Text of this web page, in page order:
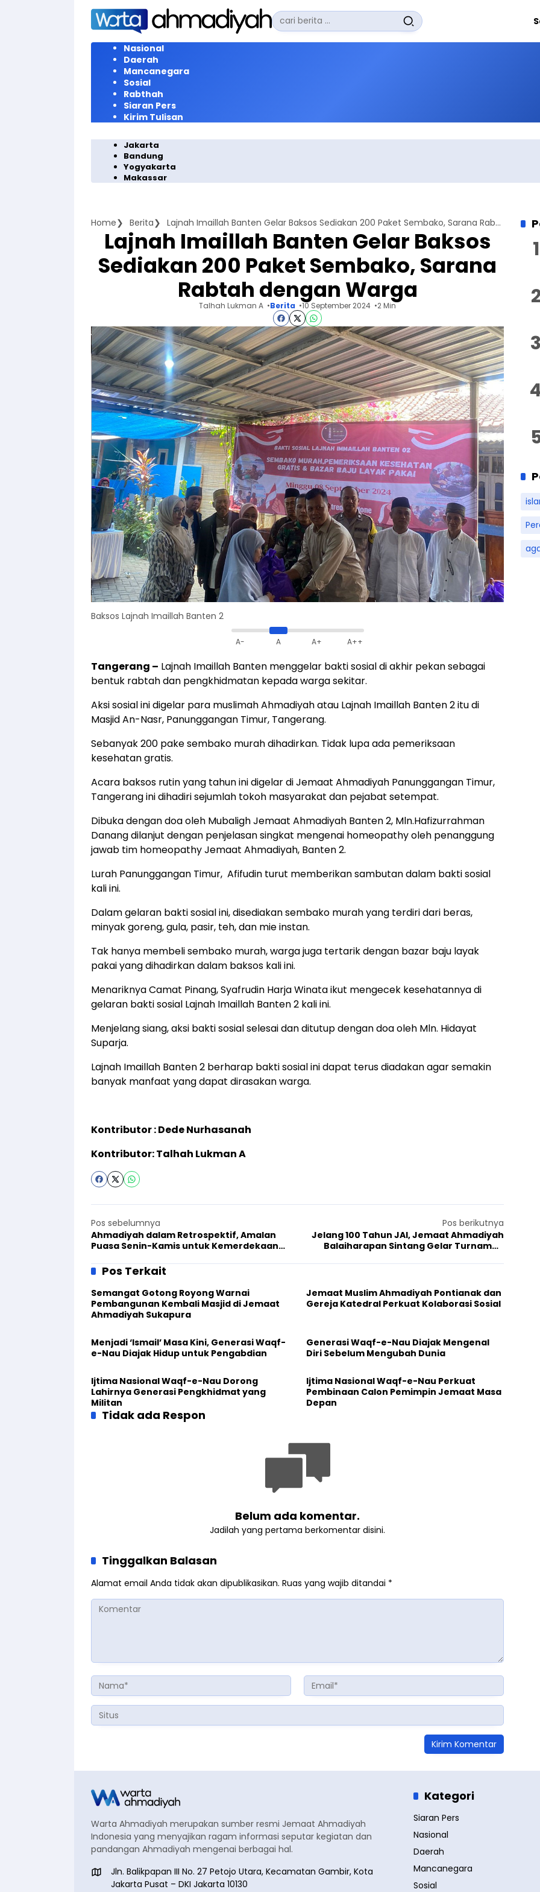
Langsung
konten
Pencarian
untuk:
Nasional
Daerah
Mancanegara
Sosial
Rabthah
Siaran Pers
Kirim Tulisan
Jakarta
Bandung
Yogyakarta
Makassar
Home Berita Lajnah Imaillah Banten Gelar Baksos Sediakan 200 Paket Sembako, Sarana Rabtah dengan Warga
Lajnah Imaillah Banten Gelar Baksos
Sediakan 200 Paket Sembako, Sarana
Rabtah dengan Warga
Talhah Lukman A Berita 10 September 2024 2 Min
Baksos Lajnah Imaillah Banten 2
A- A A+ A++
Tangerang – Lajnah Imaillah Banten menggelar bakti sosial di akhir pekan sebagai
bentuk rabtah dan pengkhidmatan kepada warga sekitar.
Aksi sosial ini digelar para muslimah Ahmadiyah atau Lajnah Imaillah Banten 2 itu di
Masjid An-Nasr, Panunggangan Timur, Tangerang.
Sebanyak 200 pake sembako murah dihadirkan. Tidak lupa ada pemeriksaan
kesehatan gratis.
Acara baksos rutin yang tahun ini digelar di Jemaat Ahmadiyah Panunggangan Timur,
Tangerang ini dihadiri sejumlah tokoh masyarakat dan pejabat setempat.
Dibuka dengan doa oleh Mubaligh Jemaat Ahmadiyah Banten 2, Mln.Hafizurrahman
Danang dilanjut dengan penjelasan singkat mengenai homeopathy oleh penanggung
jawab tim homeopathy Jemaat Ahmadiyah, Banten 2.
Lurah Panunggangan Timur, Afifudin turut memberikan sambutan dalam bakti sosial
kali ini.
Dalam gelaran bakti sosial ini, disediakan sembako murah yang terdiri dari beras,
minyak goreng, gula, pasir, teh, dan mie instan.
Tak hanya membeli sembako murah, warga juga tertarik dengan bazar baju layak
pakai yang dihadirkan dalam baksos kali ini.
Menariknya Camat Pinang, Syafrudin Harja Winata ikut mengecek kesehatannya di
gelaran bakti sosial Lajnah Imaillah Banten 2 kali ini.
Menjelang siang, aksi bakti sosial selesai dan ditutup dengan doa oleh Mln. Hidayat
Suparja.
Lajnah Imaillah Banten 2 berharap bakti sosial ini dapat terus diadakan agar semakin
banyak manfaat yang dapat dirasakan warga.
Kontributor : Dede Nurhasanah
Kontributor: Talhah Lukman A
Pos sebelumnya
Ahmadiyah dalam Retrospektif, Amalan
Puasa Senin-Kamis untuk Kemerdekaan
Pos berikutnya
Jelang 100 Tahun JAI, Jemaat Ahmadiyah
Balaiharapan Sintang Gelar Turnamen
Pos Terkait
Semangat Gotong Royong Warnai
Pembangunan Kembali Masjid di Jemaat
Ahmadiyah Sukapura
Jemaat Muslim Ahmadiyah Pontianak dan
Gereja Katedral Perkuat Kolaborasi Sosial
Menjadi ‘Ismail’ Masa Kini, Generasi Waqf-
e-Nau Diajak Hidup untuk Pengabdian
Generasi Waqf-e-Nau Diajak Mengenal
Diri Sebelum Mengubah Dunia
Ijtima Nasional Waqf-e-Nau Dorong
Lahirnya Generasi Pengkhidmat yang
Militan
Ijtima Nasional Waqf-e-Nau Perkuat
Pembinaan Calon Pemimpin Jemaat Masa
Depan
Tidak ada Respon
Belum ada komentar.
Jadilah yang pertama berkomentar disini.
Tinggalkan Balasan
Alamat email Anda tidak akan dipublikasikan. Ruas yang wajib ditandai *
Warta Ahmadiyah merupakan sumber resmi Jemaat Ahmadiyah
Indonesia yang menyajikan ragam informasi seputar kegiatan dan
pandangan Ahmadiyah mengenai berbagai hal.
Jln. Balikpapan III No. 27 Petojo Utara, Kecamatan Gambir, Kota
Jakarta Pusat – DKI Jakarta 10130
Kategori
Siaran Pers
Nasional
Daerah
Mancanegara
Sosial